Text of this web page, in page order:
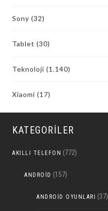
Sony (32)
Tablet (30)
Teknoloji (1.140)
Xiaomi (17)
KATEGORILER
AKILLI TELEFON (772)
ANDROID (157)
ANDROID OYUNLARI (37)